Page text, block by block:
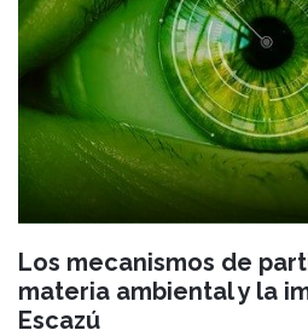
Los mecanismos de
materia ambiental y la
Escazú